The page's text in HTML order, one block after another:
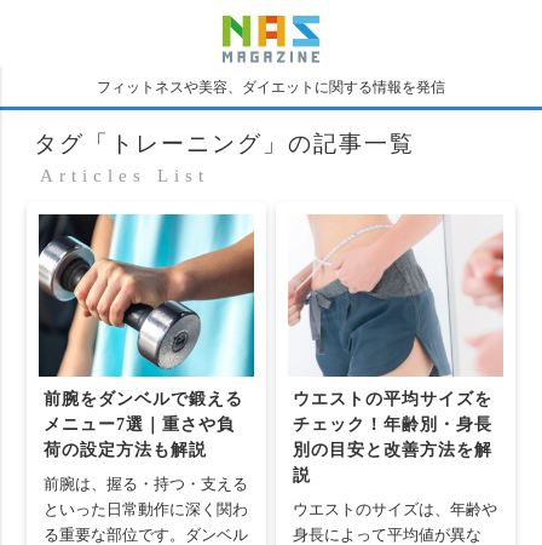
フィットネスや美容、ダイエットに関する情報を発信
タグ「トレーニング」の記事一覧
Articles List
前腕をダンベルで鍛える
メニュー7選｜重さや負
荷の設定方法も解説
前腕は、握る・持つ・支える
といった日常動作に深く関わ
る重要な部位です。ダンベル
ウエストの平均サイズを
チェック！年齢別・身長
別の目安と改善方法を解
説
ウエストのサイズは、年齢や
身長によって平均値が異な